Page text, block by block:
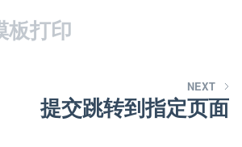
板打印
NEXT
提交跳转到指定页面